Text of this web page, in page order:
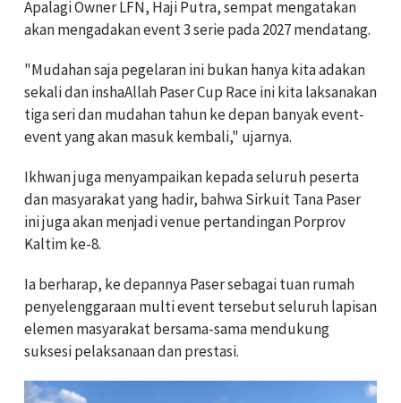
Apalagi Owner LFN, Haji Putra, sempat mengatakan
akan mengadakan event 3 serie pada 2027 mendatang.
"Mudahan saja pegelaran ini bukan hanya kita adakan
sekali dan inshaAllah Paser Cup Race ini kita laksanakan
tiga seri dan mudahan tahun ke depan banyak event-
event yang akan masuk kembali," ujarnya.
Ikhwan juga menyampaikan kepada seluruh peserta
dan masyarakat yang hadir, bahwa Sirkuit Tana Paser
ini juga akan menjadi venue pertandingan Porprov
Kaltim ke-8.
Ia berharap, ke depannya Paser sebagai tuan rumah
penyelenggaraan multi event tersebut seluruh lapisan
elemen masyarakat bersama-sama mendukung
suksesi pelaksanaan dan prestasi.